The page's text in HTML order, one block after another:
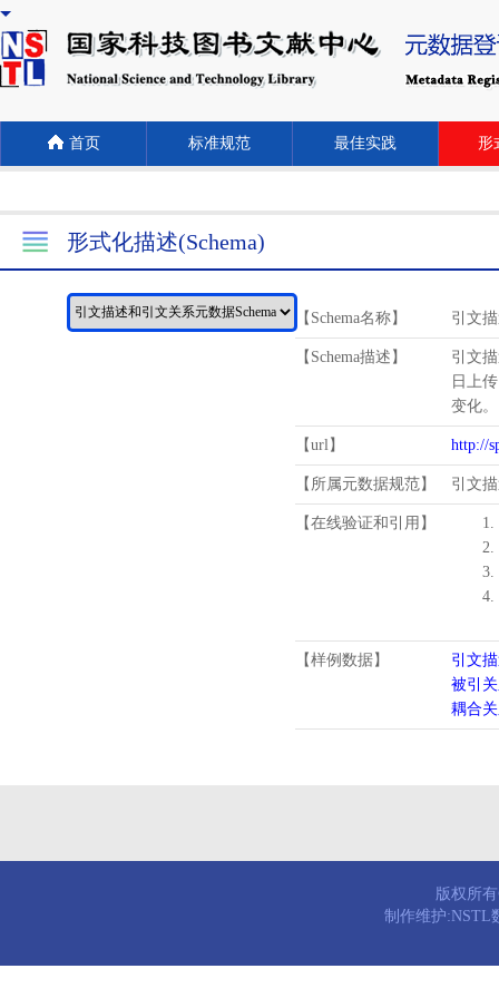
首页 标准规范 最佳实践 形
形式化描述(Schema)
【Schema名称】 引文
【Schema描述】
引文
日上
变化。
【url】 http://
【所属元数据规范】 引文
【在线验证和引用】
1.
2.
3.
4.
【样例数据】
引文
被引
耦合
版权所
制作维护:NSTL